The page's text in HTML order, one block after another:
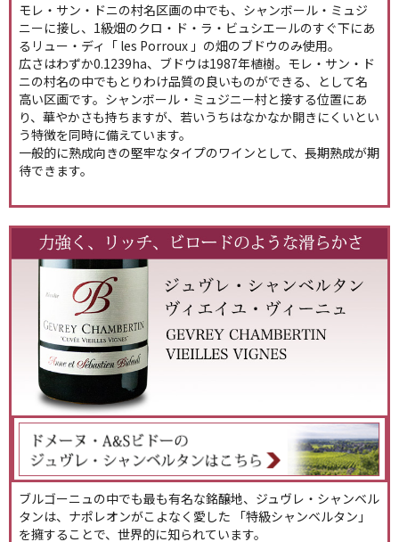
モレ・サン・ドニの村名区画の中でも、シャンボール・ミュジ
ニーに接し、1級畑のクロ・ド・ラ・ビュシエールのすぐ下にあ
るリュー・ディ「 les Porroux 」の畑のブドウのみ使用。
広さはわずか0.1239ha、ブドウは1987年植樹。モレ・サン・ド
ニの村名の中でもとりわけ品質の良いものができる、として名
高い区画です。シャンボール・ミュジニー村と接する位置にあ
り、華やかさも持ちますが、若いうちはなかなか開きにくいとい
う特徴を同時に備えています。
一般的に熟成向きの堅牢なタイプのワインとして、長期熟成が期
待できます。
ブルゴーニュの中でも最も有名な銘醸地、ジュヴレ・シャンベル
タンは、ナポレオンがこよなく愛した 「特級シャンベルタン」
を擁することで、世界的に知られています。